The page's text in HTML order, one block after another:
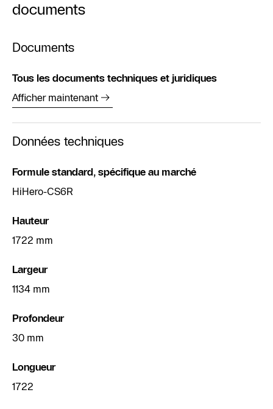
documents
Documents
Tous les documents techniques et juridiques
Afficher maintenant
Données techniques
Formule standard, spécifique au marché
HiHero-CS6R
Hauteur
1722 mm
Largeur
1134 mm
Profondeur
30 mm
Longueur
1722